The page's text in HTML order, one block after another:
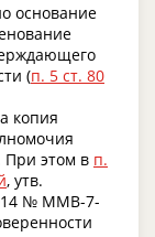
основание
(п. 5 ст. 80
копия
При этом в п.
, утв.
№ ММВ-7-